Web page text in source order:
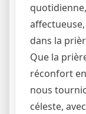
dans la
Que la
réconfort
nous
céleste,